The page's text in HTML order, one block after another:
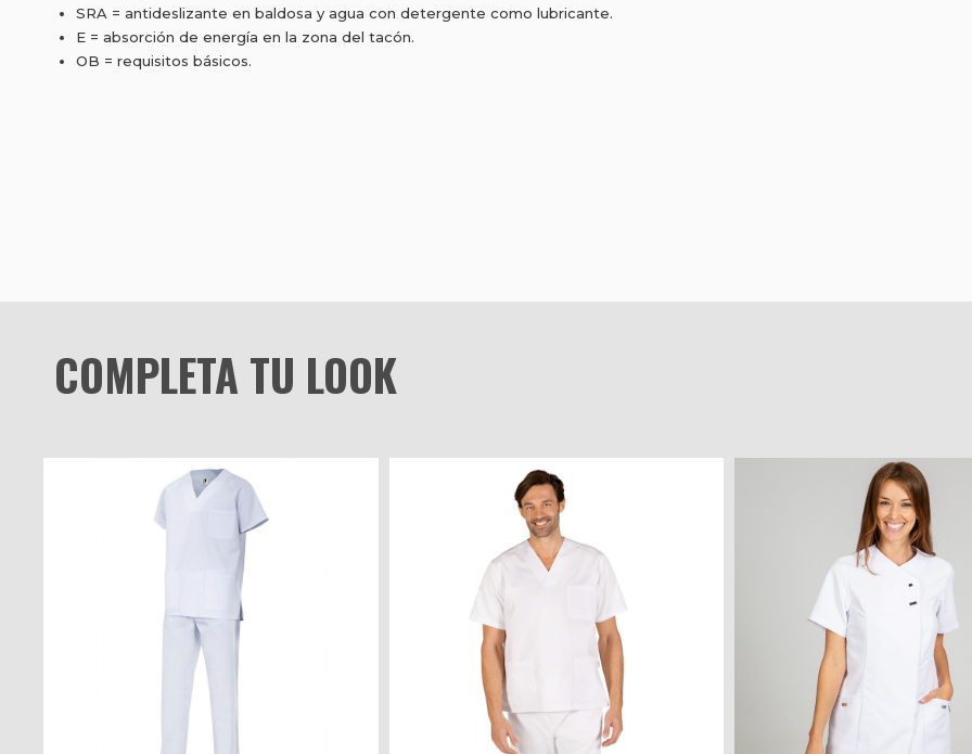
SRA = antideslizante en baldosa y agua con detergente como lubricante.
E = absorción de energía en la zona del tacón.
OB = requisitos básicos.
COMPLETA TU LOOK